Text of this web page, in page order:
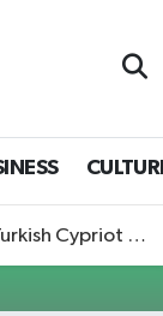
available to watch